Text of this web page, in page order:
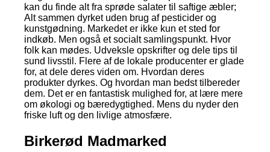
kan du finde alt fra sprøde salater til saftige æbler;
Alt sammen dyrket uden brug af pesticider og
kunstgødning. Markedet er ikke kun et sted for
indkøb. Men også et socialt samlingspunkt. Hvor
folk kan mødes. Udveksle opskrifter og dele tips til
sund livsstil. Flere af de lokale producenter er glade
for, at dele deres viden om. Hvordan deres
produkter dyrkes. Og hvordan man bedst tilbereder
dem. Det er en fantastisk mulighed for, at lære mere
om økologi og bæredygtighed. Mens du nyder den
friske luft og den livlige atmosfære.
Birkerød Madmarked